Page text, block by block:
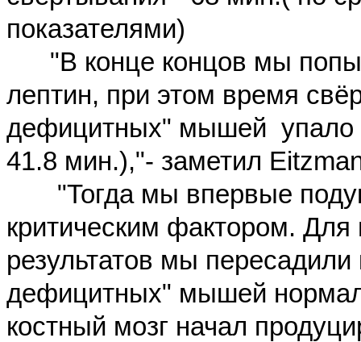
показателями)
"В конце концов мы
лептин, при этом время
дефицитных" мышей упало
41.8 мин.),"- заметил
"Тогда мы впервые
критическим фактором.
результатов мы
дефицитных" мышей
костный мозг начал